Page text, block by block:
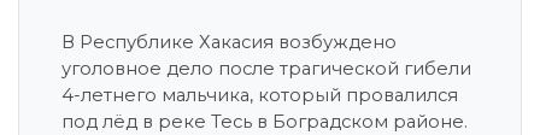
В Республике Хакасия возбуждено
уголовное дело после трагической гибели
4-летнего мальчика, который провалился
под лёд в реке Тесь в Боградском районе.